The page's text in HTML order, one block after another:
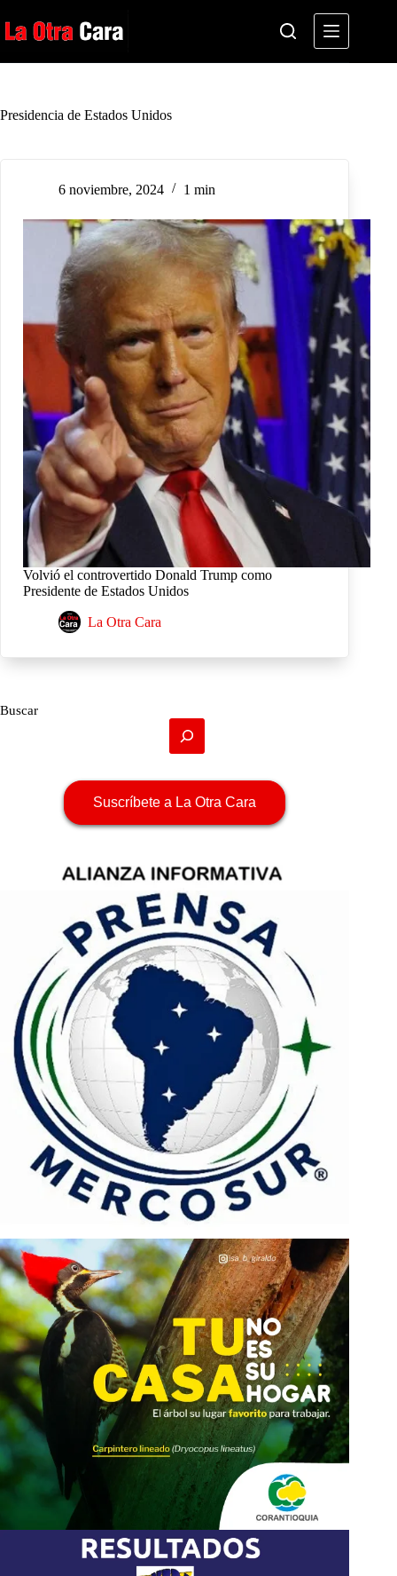
al
contenido
Presidencia de Estados Unidos
6 noviembre, 2024 1 min
Volvió el controvertido Donald Trump como
Presidente de Estados Unidos
La Otra Cara
Buscar
Suscríbete a La Otra Cara